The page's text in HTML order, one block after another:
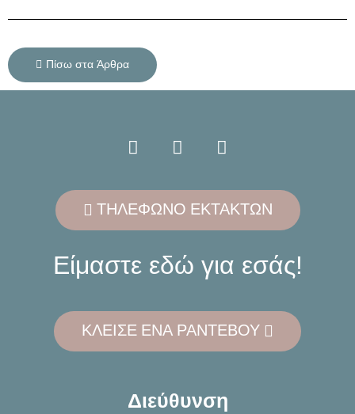
Πίσω στα Άρθρα
ΤΗΛΕΦΩΝΟ ΕΚΤΑΚΤΩΝ
Είμαστε εδώ για εσάς!
ΚΛΕΙΣΕ ΕΝΑ ΡΑΝΤΕΒΟΥ
Διεύθυνση